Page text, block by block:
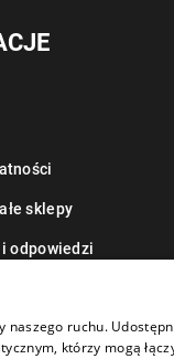
sklepy
i odpowiedzi
ruchu.
którzy mogą